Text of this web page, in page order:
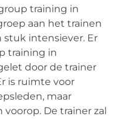
training in
aan het trainen
stuk intensiever. Er
training in
door de trainer
is ruimte voor
maar
De trainer zal